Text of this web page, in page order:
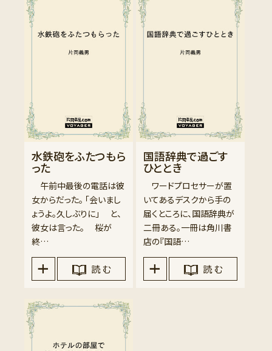
水鉄砲をふたつもら
った
午前中最後の電話は彼
女からだった。 「会いまし
ょうよ。久しぶりに」 と、
彼女は言った。 桜が
終…
読 む
国語辞典で過ごす
ひととき
ワードプロセサーが置
いてあるデスクから手の
届くところに、国語辞典が
二冊ある。一冊は角川書
店の『国語…
読 む